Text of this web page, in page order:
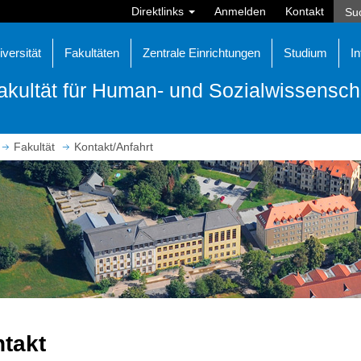
Direktlinks Anmelden Kontakt
Fakultäten Zentrale Einrichtungen Studium
für Human- und
Fakultät Kontakt/Anfahrt